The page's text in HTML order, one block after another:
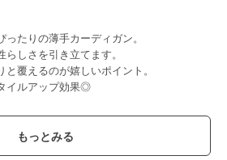
たりの薄手カーディガン。
しさを引き立てます。
覆えるのが嬉しいポイント。
イルアップ効果◎
ソー素材